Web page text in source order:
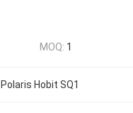
MOQ: 1
Polaris Hobit SQ1